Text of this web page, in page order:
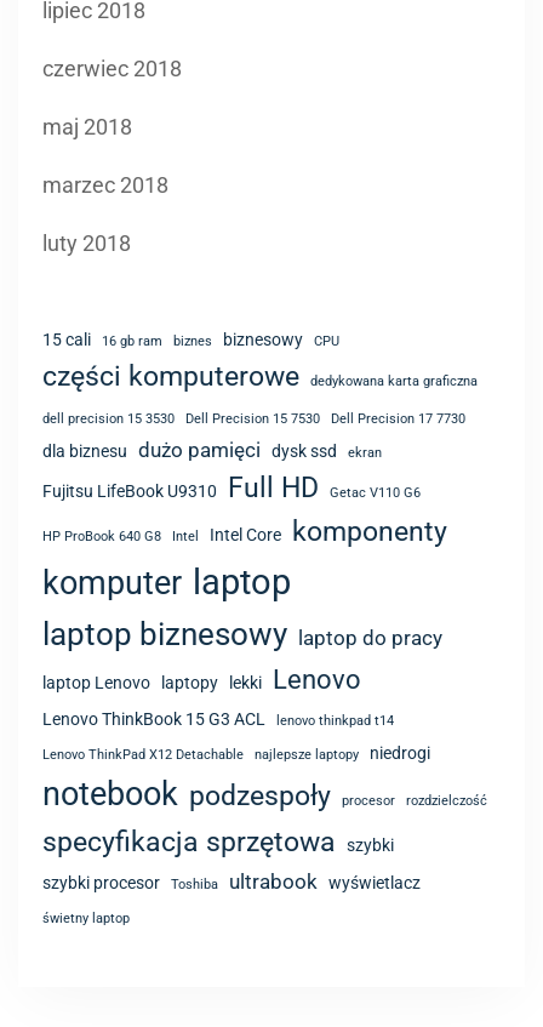
maj 2018
marzec 2018
luty 2018
części komputerowe
dla biznesu dużo pamięci dysk ssd
Fujitsu LifeBook U9310 Full HD Getac V110 G6
HP ProBook 640 G8 Intel Intel Core komponenty
laptop
laptop biznesowy laptop do pracy
laptop Lenovo laptopy lekki Lenovo
Lenovo ThinkBook 15 G3 ACL
Lenovo ThinkPad X12 Detachable najlepsze laptopy niedrogi
notebook podzespoły procesor
specyfikacja sprzętowa
szybki
ultrabook
świetny laptop